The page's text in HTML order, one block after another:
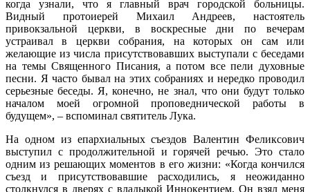
когда узнали, что я главный врач городской больницы.
Видный протоиерей Михаил Андреев, настоятель
привокзальной церкви, в воскресные дни по вечерам
устраивал в церкви собрания, на которых он сам или
желающие из числа присутствовавших выступали с беседами
на темы Священного Писания, а потом все пели духовные
песни. Я часто бывал на этих собраниях и нередко проводил
серьезные беседы. Я, конечно, не знал, что они будут только
началом моей огромной проповеднической работы в
будущем», – вспоминал святитель Лука.
На одном из епархиальных съездов Валентин Феликсович
выступил с продолжительной и горячей речью. Это стало
одним из решающих моментов в его жизни: «Когда кончился
съезд и присутствовавшие расходились, я неожиданно
столкнулся в дверях с владыкой Иннокентием. Он взял меня